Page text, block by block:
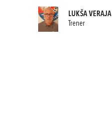
LUKŠA VERAJA
Trener